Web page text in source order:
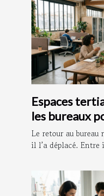
Espaces
les bureaux
efficacité
Le retour au bureau
il l’a déplacé.